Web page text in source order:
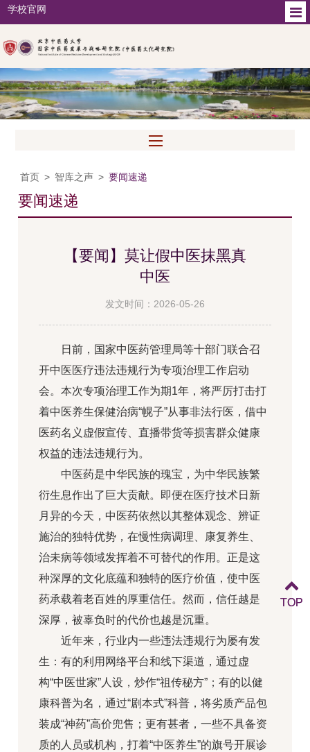
学校官网
首页 > 智库之声 > 要闻速递
要闻速递
【要闻】莫让假中医抹黑真
中医
发文时间：2026-05-26
日前，国家中医药管理局等十部门联合召
开中医医疗违法违规行为专项治理工作启动
会。本次专项治理工作为期1年，将严厉打击打
着中医养生保健治病“幌子”从事非法行医，借中
医药名义虚假宣传、直播带货等损害群众健康
权益的违法违规行为。
中医药是中华民族的瑰宝，为中华民族繁
衍生息作出了巨大贡献。即便在医疗技术日新
月异的今天，中医药依然以其整体观念、辨证
施治的独特优势，在慢性病调理、康复养生、
治未病等领域发挥着不可替代的作用。正是这
种深厚的文化底蕴和独特的医疗价值，使中医
药承载着老百姓的厚重信任。然而，信任越是
深厚，被辜负时的代价也越是沉重。
近年来，行业内一些违法违规行为屡有发
生：有的利用网络平台和线下渠道，通过虚
构“中医世家”人设，炒作“祖传秘方”；有的以健
康科普为名，通过“剧本式”科普，将劣质产品包
装成“神药”高价兜售；更有甚者，一些不具备资
质的人员或机构，打着“中医养生”的旗号开展诊
TOP
TOP